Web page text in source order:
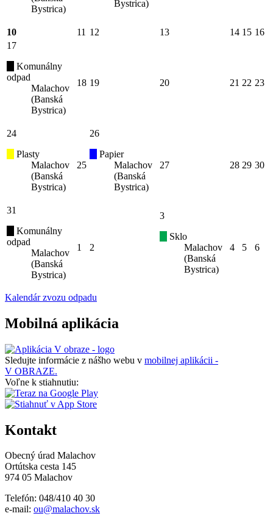
Bystrica)
Bystrica)
10 11 12 13 14 15 16
17
Komunálny
odpad
Malachov
(Banská
Bystrica)
18 19 20 21 22 23
24
Plasty
Malachov
(Banská
Bystrica)
25
26
Papier
Malachov
(Banská
Bystrica)
27 28 29 30
31
Komunálny
odpad
Malachov
(Banská
Bystrica)
1 2
3
Sklo
Malachov
(Banská
Bystrica)
4 5 6
Kalendár zvozu odpadu
Mobilná aplikácia
Sledujte informácie z nášho webu v mobilnej aplikácii -
V OBRAZE.
Voľne k stiahnutiu:
Kontakt
Obecný úrad Malachov
Ortútska cesta 145
974 05 Malachov
Telefón: 048/410 40 30
e-mail: ou@malachov.sk